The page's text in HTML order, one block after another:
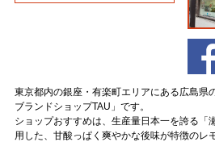
東京都内の銀座・有楽町エリアにある広島県
ブランドショップTAU」です。
ショップおすすめは、生産量日本一を誇る「
用した、甘酸っぱく爽やかな後味が特徴のレ